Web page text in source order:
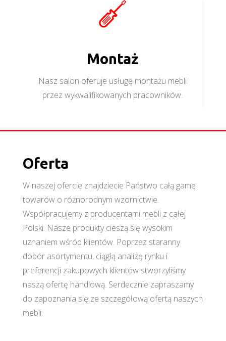
Montaż
Nasz salon oferuje usługę montażu mebli
przez wykwalifikowanych pracowników.
Oferta
W naszej ofercie znajdziecie Państwo całą gamę
towarów o różnorodnym wzornictwie.
Współpracujemy z producentami mebli z całej
Polski. Nasze produkty cieszą się wysokim
uznaniem wśród klientów. Poprzez staranny
dobór asortymentu, ciągłą analizę rynku i
preferencji zakupowych klientów stworzyliśmy
naszą ofertę handlową. Serdecznie zapraszamy
do zapoznania się ze szczegółową ofertą naszych
mebli.